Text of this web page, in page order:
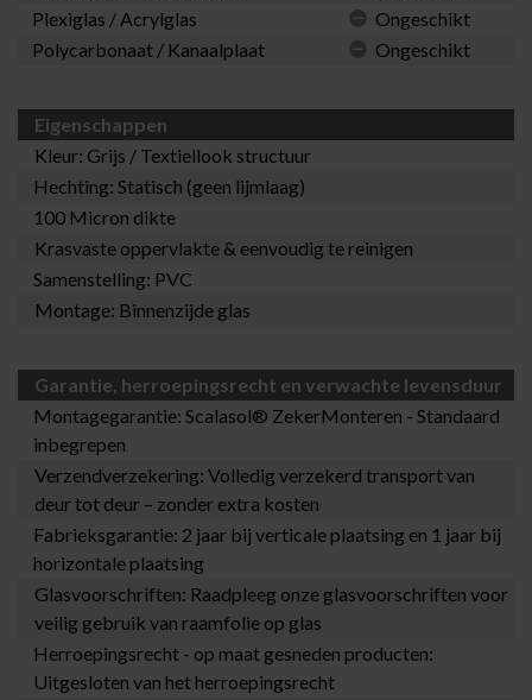
Plexiglas / Acrylglas
Ongeschikt
Polycarbonaat / Kanaalplaat
Ongeschikt
Eigenschappen
Kleur: Grijs / Textiellook structuur
Hechting: Statisch (geen lijmlaag)
100 Micron dikte
Krasvaste oppervlakte & eenvoudig te reinigen
Samenstelling: PVC
Montage: Binnenzijde glas
Garantie, herroepingsrecht en verwachte levensduur
Montagegarantie: Scalasol® ZekerMonteren - Standaard
inbegrepen
Verzendverzekering: Volledig verzekerd transport van
deur tot deur – zonder extra kosten
Fabrieksgarantie: 2 jaar bij verticale plaatsing en 1 jaar bij
horizontale plaatsing
Glasvoorschriften: Raadpleeg onze glasvoorschriften voor
veilig gebruik van raamfolie op glas
Herroepingsrecht - op maat gesneden producten:
Uitgesloten van het herroepingsrecht